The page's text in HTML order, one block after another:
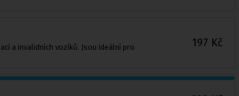
a invalidních vozíků. Jsou ideální pro
197 Kč